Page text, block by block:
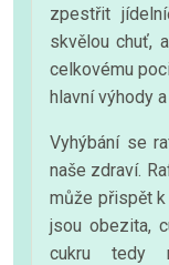
zpestřit
skvělou chuť,
celkovému
hlavní výhody
Vyhýbání se
naše zdraví.
může přispět k
jsou obezita,
cukru tedy